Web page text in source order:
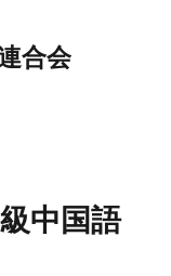
合会
中国語